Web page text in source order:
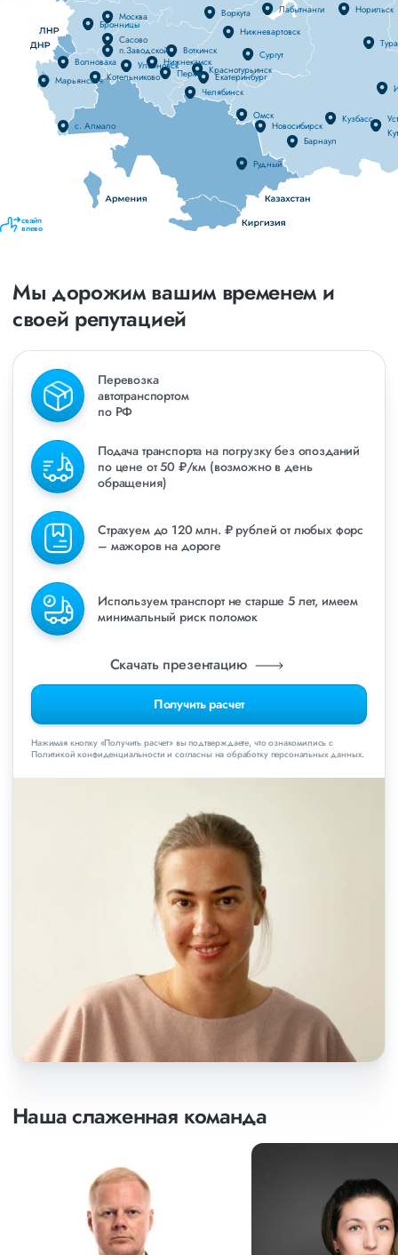
Норильск
Тура
Барнаул
Екатеринбург
Челябинск
Москва
Котельниково
Воткинск
Волноваха
Кут
Сургут
п.Заводской
Сасово
Воркута
Рудный
Марьянская
Бронницы
Краснотурьинск
Ульяновск
с. Алмало
Нижнекамск
Омск
Пермь
Новосибирск
Нижневартовск
Лабытнанги
Кузбасс
свайп
влево
Мы дорожим вашим временем и
своей репутацией
Перевозка
автотранспортом
по РФ
Подача транспорта на погрузку без опозданий
по цене от 50 ₽/км (возможно в день
обращения)
Страхуем до 120 млн. ₽ рублей от любых форс
– мажоров на дороге
Используем транспорт не старше 5 лет, имеем
минимальный риск поломок
Получить расчет
Скачать презентацию
Нажимая кнопку «Получить расчет» вы подтверждаете, что ознакомились с
Политикой конфиденциальности и согласны на обработку персональных данных.
Наша слаженная команда